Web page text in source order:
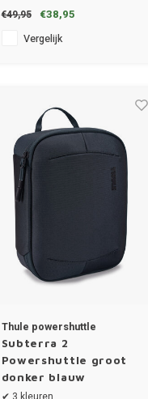
€49,95 €38,95
Vergelijk
Thule powershuttle
Subterra 2
Powershuttle groot
donker blauw